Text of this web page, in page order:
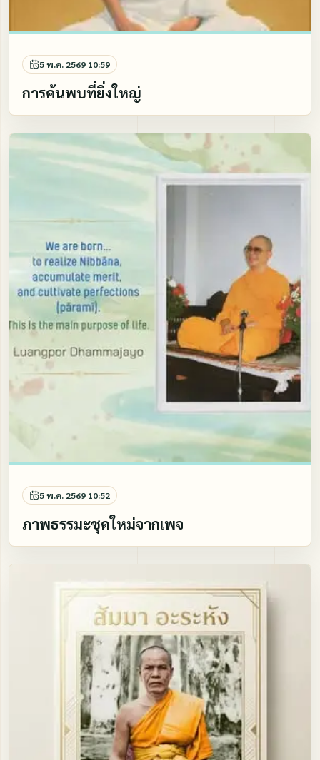
5 พ.ค. 2569 10:59
การค้นพบที่ยิ่งใหญ่
5 พ.ค. 2569 10:52
ภาพธรรมะชุดใหม่จากเพจ